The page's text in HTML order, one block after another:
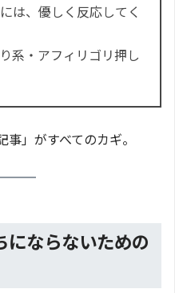
は、優しく反応してく
系・アフィリゴリ押し
」がすべてのカギ。
にならないための